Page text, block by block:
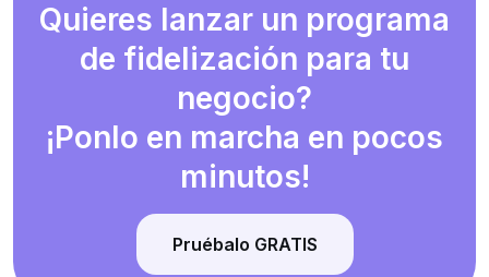
Quieres lanzar un programa
de fidelización para tu
negocio?
¡Ponlo en marcha en pocos
minutos!
Pruébalo GRATIS